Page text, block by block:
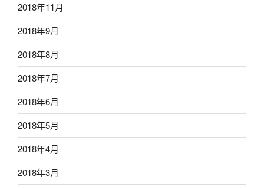
2018年11月
2018年9月
2018年8月
2018年7月
2018年6月
2018年5月
2018年4月
2018年3月